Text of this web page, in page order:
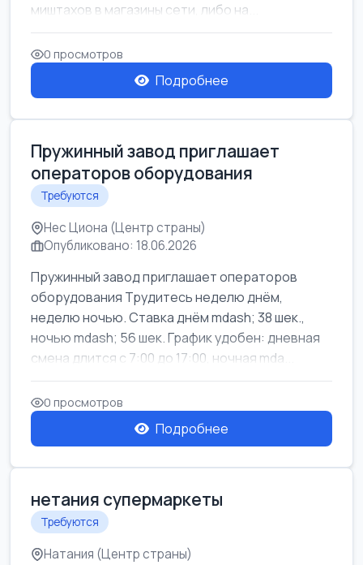
миштахов в магазины сети, либо на...
0 просмотров
Подробнее
Пружинный завод приглашает
операторов оборудования
Требуются
Нес Циона (Центр страны)
Опубликовано: 18.06.2026
Пружинный завод приглашает операторов
оборудования Трудитесь неделю днём,
неделю ночью. Ставка днём mdash; 38 шек.,
ночью mdash; 56 шек. График удобен: дневная
смена длится с 7:00 до 17:00, ночная mda...
0 просмотров
Подробнее
нетания супермаркеты
Требуются
Натания (Центр страны)